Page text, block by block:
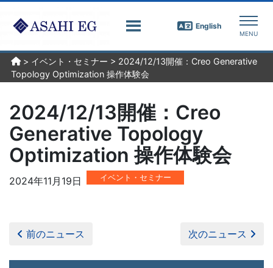
English
> イベント・セミナー > 2024/12/13開催：Creo Generative
Topology Optimization 操作体験会
2024/12/13開催：Creo
Generative Topology
Optimization 操作体験会
2024年11月19日 イベント・セミナー
前のニュース 次のニュース